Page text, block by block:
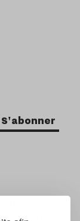
S'abonner
la